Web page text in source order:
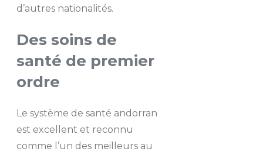
d’autres nationalités.
Des soins de
santé de premier
ordre
Le système de santé andorran
est excellent et reconnu
comme l’un des meilleurs au